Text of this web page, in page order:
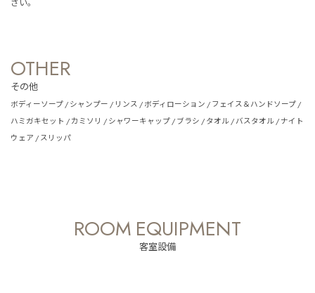
OTHER
その他
ボディーソープ / シャンプー / リンス / ボディローション / フェイス＆ハンドソープ /
ハミガキセット / カミソリ / シャワーキャップ / ブラシ / タオル / バスタオル / ナイト
ウェア / スリッパ
ROOM EQUIPMENT
客室設備